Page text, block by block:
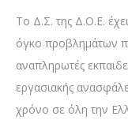
Το Δ.Σ. της Δ.Ο.Ε.
όγκο προβλημάτων
αναπληρωτές
εργασιακής
χρόνο σε όλη την